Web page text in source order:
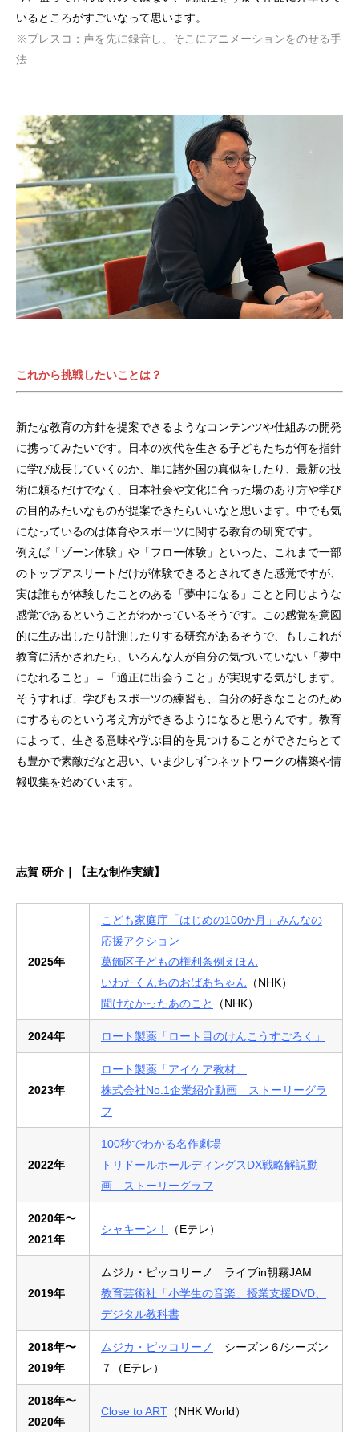
いるところがすごいなって思います。
※プレスコ：声を先に録音し、そこにアニメーションをのせる手
法
これから挑戦したいことは？
新たな教育の方針を提案できるようなコンテンツや仕組みの開発
に携ってみたいです。日本の次代を生きる子どもたちが何を指針
に学び成長していくのか、単に諸外国の真似をしたり、最新の技
術に頼るだけでなく、日本社会や文化に合った場のあり方や学び
の目的みたいなものが提案できたらいいなと思います。中でも気
になっているのは体育やスポーツに関する教育の研究です。
例えば「ゾーン体験」や「フロー体験」といった、これまで一部
のトップアスリートだけが体験できるとされてきた感覚ですが、
実は誰もが体験したことのある「夢中になる」ことと同じような
感覚であるということがわかっているそうです。この感覚を意図
的に生み出したり計測したりする研究があるそうで、もしこれが
教育に活かされたら、いろんな人が自分の気づいていない「夢中
になれること」＝「適正に出会うこと」が実現する気がします。
そうすれば、学びもスポーツの練習も、自分の好きなことのため
にするものという考え方ができるようになると思うんです。教育
によって、生きる意味や学ぶ目的を見つけることができたらとて
も豊かで素敵だなと思い、いま少しずつネットワークの構築や情
報収集を始めています。
志賀 研介｜【主な制作実績】
2025年
こども家庭庁「はじめの100か月」みんなの
応援アクション
葛飾区子どもの権利条例えほん
いわたくんちのおばあちゃん （NHK）
聞けなかったあのこと
（NHK）
2024年 ロート製薬「ロート目のけんこうすごろく」
2023年
ロート製薬「アイケア教材」
株式会社No.1企業紹介動画 ストーリーグラ
フ
2022年
100秒でわかる名作劇場
トリドールホールディングスDX戦略解説動
画 ストーリーグラフ
2020年〜
2021年
シャキーン！ （Eテレ）
2019年
ムジカ・ピッコリーノ ライブin朝霧JAM
教育芸術社「小学生の音楽」授業支援DVD、
デジタル教科書
2018年〜
2019年
ムジカ・ピッコリーノ
シーズン６/シーズン
７（Eテレ）
2018年〜
2020年
Close to ART （NHK World）